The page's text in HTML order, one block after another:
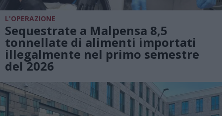
L'OPERAZIONE
Sequestrate a Malpensa 8,5
tonnellate di alimenti importati
illegalmente nel primo semestre
del 2026